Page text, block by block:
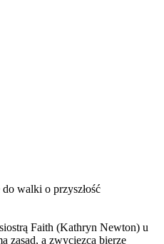
walki o przyszłość
Faith (Kathryn Newton) u
zasad, a zwycięzca bierze